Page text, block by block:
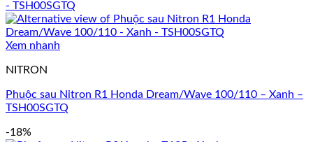
Xem nhanh
NITRON
Phuộc sau Nitron R1 Honda Dream/Wave 100/110 – Xanh –
TSH00SGTQ
-18%